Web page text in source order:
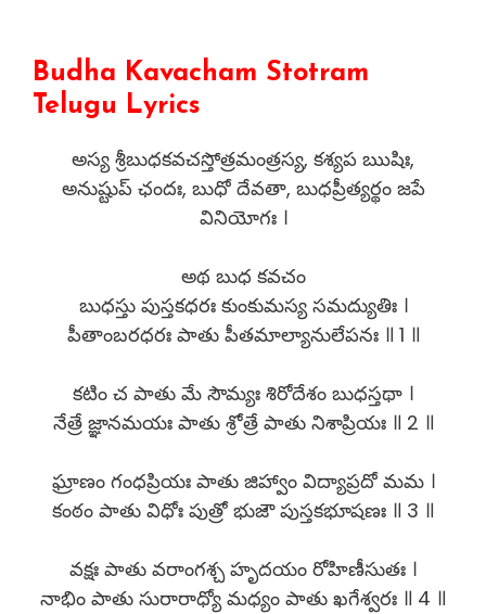
Budha Kavacham Stotram
Telugu Lyrics
అస్య శ్రీబుధకవచస్తోత్రమంత్రస్య, కశ్యప ఋషిః,
అనుష్టుప్ ఛందః, బుధో దేవతా, బుధప్రీత్యర్థం జపే
వినియోగః ।
అథ బుధ కవచం
బుధస్తు పుస్తకధరః కుంకుమస్య సమద్యుతిః ।
పీతాంబరధరః పాతు పీతమాల్యానులేపనః ॥ 1 ॥
కటిం చ పాతు మే సౌమ్యః శిరోదేశం బుధస్తథా ।
నేత్రే జ్ఞానమయః పాతు శ్రోత్రే పాతు నిశాప్రియః ॥ 2 ॥
ఘ్రాణం గంధప్రియః పాతు జిహ్వాం విద్యాప్రదో మమ ।
కంఠం పాతు విధోః పుత్రో భుజౌ పుస్తకభూషణః ॥ 3 ॥
వక్షః పాతు వరాంగశ్చ హృదయం రోహిణీసుతః ।
నాభిం పాతు సురారాధ్యో మధ్యం పాతు ఖగేశ్వరః ॥ 4 ॥